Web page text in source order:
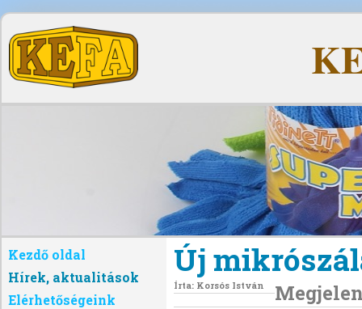
Kezdő oldal
Hírek, aktualitások
Elérhetőségeink
Új
Írta: Korsós István